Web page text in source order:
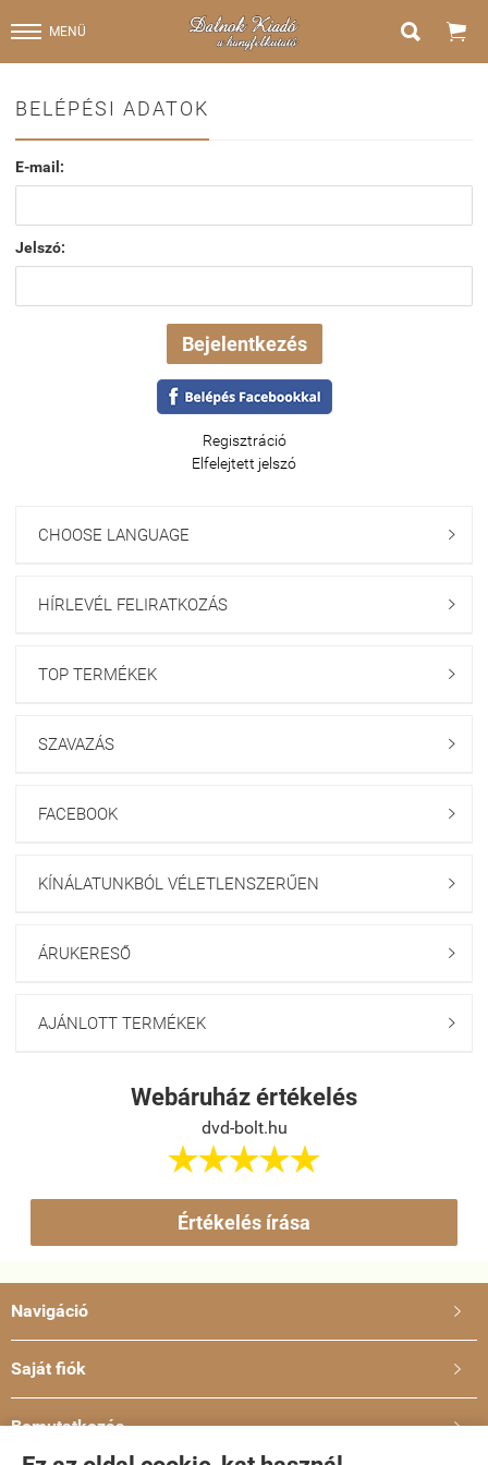
MENÜ  
BELÉPÉSI ADATOK
E-mail:
Jelszó:
Regisztráció
Elfelejtett jelszó
CHOOSE LANGUAGE 
HÍRLEVÉL FELIRATKOZÁS 
TOP TERMÉKEK 
SZAVAZÁS 
FACEBOOK 
KÍNÁLATUNKBÓL VÉLETLENSZERŰEN 
ÁRUKERESŐ 
AJÁNLOTT TERMÉKEK 
Webáruház értékelés
dvd-bolt.hu

Értékelés írása
Navigáció 
Saját fiók 
Bemutatkozás 